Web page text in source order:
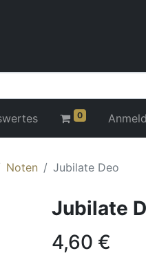
0
Noten Jubilate Deo
Jubilate
4,60 €